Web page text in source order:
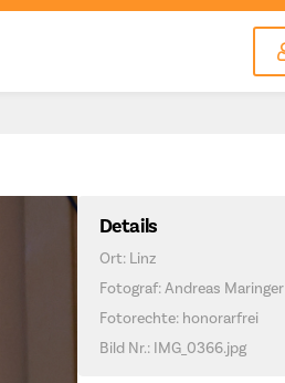
Details
Ort: Linz
Fotograf: Andreas Maringer
Fotorechte: honorarfrei
Bild Nr.: IMG_0366.jpg